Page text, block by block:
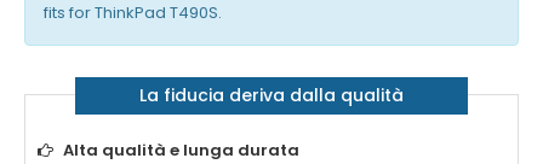
fits for ThinkPad T490S.
La fiducia deriva dalla qualità
Alta qualità e lunga durata